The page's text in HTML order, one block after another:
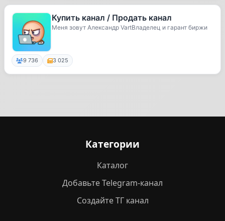
Купить канал / Продать канал
Меня зовут Александр VartВладелец и гарант биржи
9 736 3 025
Категории
Каталог
Добавьте Telegram-канал
Создайте ТГ канал